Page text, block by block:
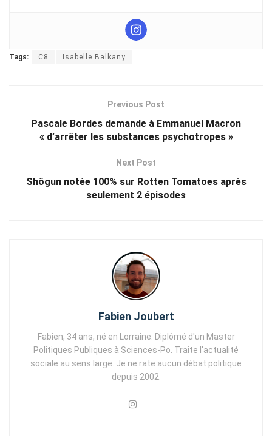
Tags: C8 Isabelle Balkany
Previous Post
Pascale Bordes demande à Emmanuel Macron
« d’arrêter les substances psychotropes »
Next Post
Shôgun notée 100% sur Rotten Tomatoes après
seulement 2 épisodes
Fabien Joubert
Fabien, 34 ans, né en Lorraine. Diplômé d'un Master
Politiques Publiques à Sciences-Po. Traite l'actualité
sociale au sens large. Je ne rate aucun débat politique
depuis 2002.